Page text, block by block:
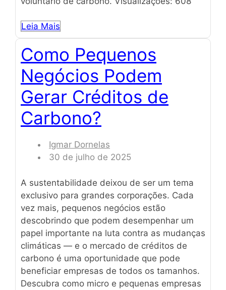
Leia Mais
Como Pequenos
Negócios Podem
Gerar Créditos de
Carbono?
Igmar Dornelas
30 de julho de 2025
A sustentabilidade deixou de ser um tema
exclusivo para grandes corporações. Cada
vez mais, pequenos negócios estão
descobrindo que podem desempenhar um
papel importante na luta contra as mudanças
climáticas — e o mercado de créditos de
carbono é uma oportunidade que pode
beneficiar empresas de todos os tamanhos.
Descubra como micro e pequenas empresas